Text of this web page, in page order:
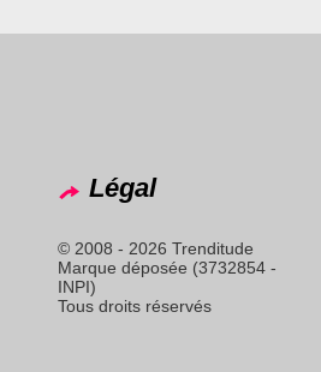
Légal
© 2008 - 2026 Trenditude
Marque déposée (3732854 -
INPI)
Tous droits réservés